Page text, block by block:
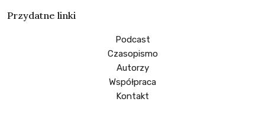
Przydatne linki
Podcast
Czasopismo
Autorzy
Współpraca
Kontakt